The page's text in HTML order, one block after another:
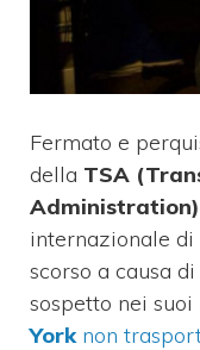
Fermato e
della TSA
Administration)
internazionale di
scorso a causa
sospetto nei
York non